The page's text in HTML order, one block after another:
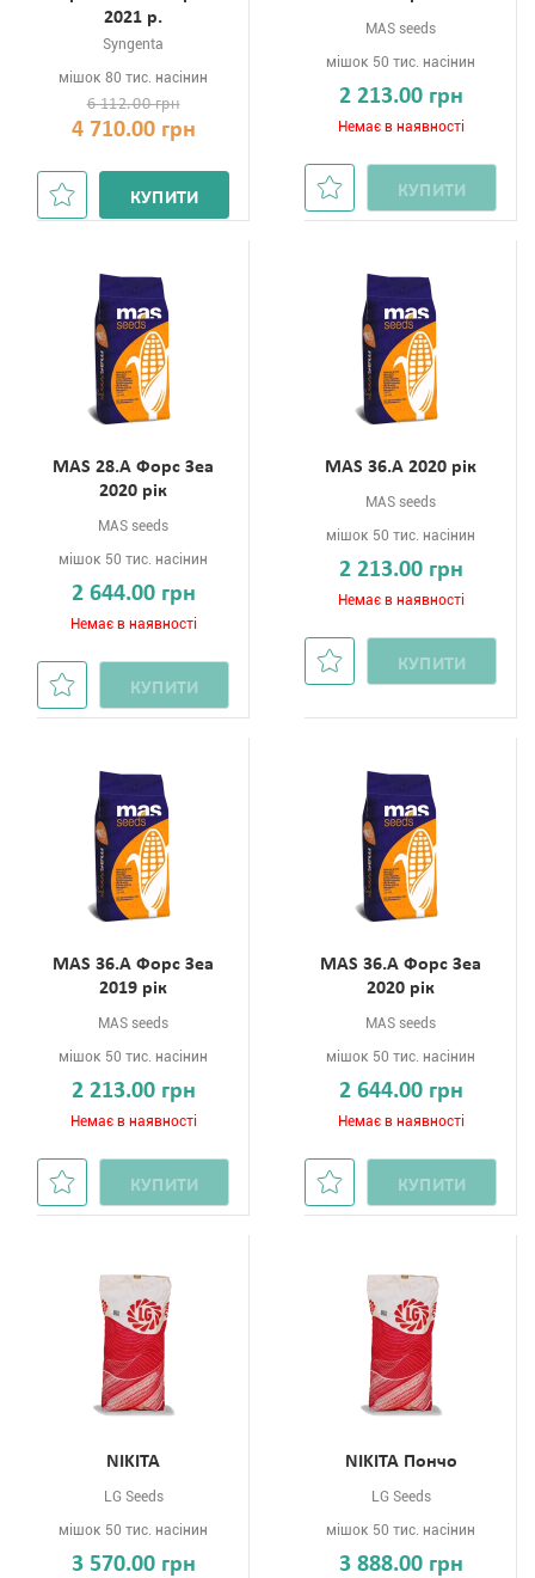
2021 р.
Syngenta
мішок 80 тис. насінин
6 112.00 грн
4 710.00 грн
КУПИТИ
MAS seeds
мішок 50 тис. насінин
2 213.00 грн
Немає в наявності
КУПИТИ
MAS 28.A Форс Зеа
2020 рік
MAS seeds
мішок 50 тис. насінин
2 644.00 грн
Немає в наявності
КУПИТИ
MAS 36.A 2020 рік
MAS seeds
мішок 50 тис. насінин
2 213.00 грн
Немає в наявності
КУПИТИ
MAS 36.A Форс Зеа
2019 рік
MAS seeds
мішок 50 тис. насінин
2 213.00 грн
Немає в наявності
КУПИТИ
MAS 36.A Форс Зеа
2020 рік
MAS seeds
мішок 50 тис. насінин
2 644.00 грн
Немає в наявності
КУПИТИ
NIKITA
LG Seeds
мішок 50 тис. насінин
3 570.00 грн
NIKITA Пончо
LG Seeds
мішок 50 тис. насінин
3 888.00 грн